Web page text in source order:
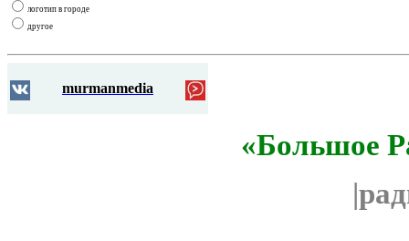
логотип в городе
другое
murmanmedia
«Большое